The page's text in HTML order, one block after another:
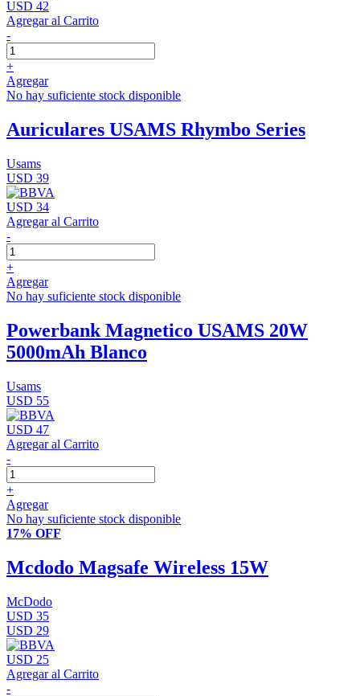
USD 42
Agregar al Carrito
-
+
Agregar
No hay suficiente stock disponible
Auriculares USAMS Rhymbo Series
Usams
USD 39
USD 34
Agregar al Carrito
-
+
Agregar
No hay suficiente stock disponible
Powerbank Magnetico USAMS 20W
5000mAh Blanco
Usams
USD 55
USD 47
Agregar al Carrito
-
+
Agregar
No hay suficiente stock disponible
17% OFF
Mcdodo Magsafe Wireless 15W
McDodo
USD 35
USD 29
USD 25
Agregar al Carrito
-